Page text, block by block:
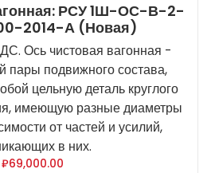
РСУ 1Ш-ОС-В-2-
2014-А (новая)
Ось чистовая вагонная -
пары подвижного состава,
цельную деталь круглого
имеющую разные диаметры
от частей и усилий,
в них.
₽69,000.00